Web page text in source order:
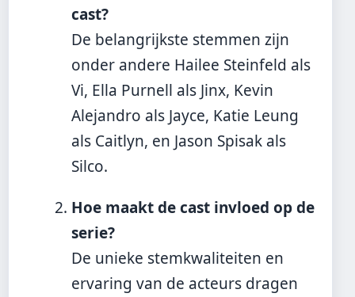
cast?
De belangrijkste stemmen zijn
onder andere Hailee Steinfeld als
Vi, Ella Purnell als Jinx, Kevin
Alejandro als Jayce, Katie Leung
als Caitlyn, en Jason Spisak als
Silco.
Hoe maakt de cast invloed op de
serie?
De unieke stemkwaliteiten en
ervaring van de acteurs dragen